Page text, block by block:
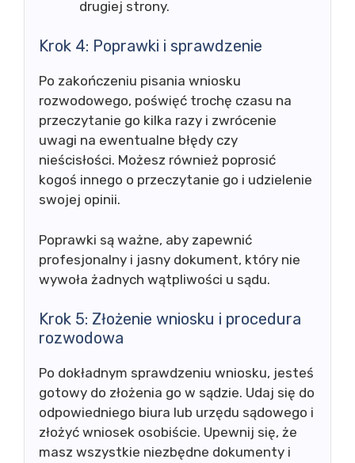
drugiej strony.
Krok 4: Poprawki i sprawdzenie
Po zakończeniu pisania wniosku
rozwodowego, poświęć trochę czasu na
przeczytanie go kilka razy i zwrócenie
uwagi na ewentualne błędy czy
nieścisłości. Możesz również poprosić
kogoś innego o przeczytanie go i udzielenie
swojej opinii.
Poprawki są ważne, aby zapewnić
profesjonalny i jasny dokument, który nie
wywoła żadnych wątpliwości u sądu.
Krok 5: Złożenie wniosku i procedura
rozwodowa
Po dokładnym sprawdzeniu wniosku, jesteś
gotowy do złożenia go w sądzie. Udaj się do
odpowiedniego biura lub urzędu sądowego i
złożyć wniosek osobiście. Upewnij się, że
masz wszystkie niezbędne dokumenty i